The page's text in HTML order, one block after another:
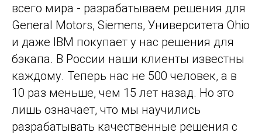
всего мира - разрабатываем решения для
General Motors, Siemens, Университета Ohio
и даже IBM покупает у нас решения для
бэкапа. В России наши клиенты известны
каждому. Теперь нас не 500 человек, а в
10 раз меньше, чем 15 лет назад. Но это
лишь означает, что мы научились
разрабатывать качественные решения с